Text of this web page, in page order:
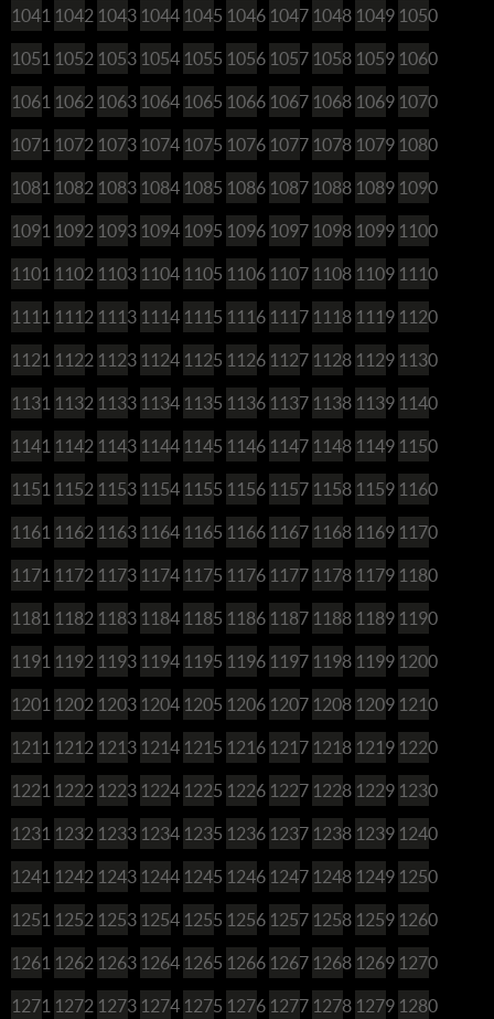
1041 1042 1043 1044 1045 1046 1047 1048 1049 1050
1051 1052 1053 1054 1055 1056 1057 1058 1059 1060
1061 1062 1063 1064 1065 1066 1067 1068 1069 1070
1071 1072 1073 1074 1075 1076 1077 1078 1079 1080
1081 1082 1083 1084 1085 1086 1087 1088 1089 1090
1091 1092 1093 1094 1095 1096 1097 1098 1099 1100
1101 1102 1103 1104 1105 1106 1107 1108 1109 1110
1111 1112 1113 1114 1115 1116 1117 1118 1119 1120
1121 1122 1123 1124 1125 1126 1127 1128 1129 1130
1131 1132 1133 1134 1135 1136 1137 1138 1139 1140
1141 1142 1143 1144 1145 1146 1147 1148 1149 1150
1151 1152 1153 1154 1155 1156 1157 1158 1159 1160
1161 1162 1163 1164 1165 1166 1167 1168 1169 1170
1171 1172 1173 1174 1175 1176 1177 1178 1179 1180
1181 1182 1183 1184 1185 1186 1187 1188 1189 1190
1191 1192 1193 1194 1195 1196 1197 1198 1199 1200
1201 1202 1203 1204 1205 1206 1207 1208 1209 1210
1211 1212 1213 1214 1215 1216 1217 1218 1219 1220
1221 1222 1223 1224 1225 1226 1227 1228 1229 1230
1231 1232 1233 1234 1235 1236 1237 1238 1239 1240
1241 1242 1243 1244 1245 1246 1247 1248 1249 1250
1251 1252 1253 1254 1255 1256 1257 1258 1259 1260
1261 1262 1263 1264 1265 1266 1267 1268 1269 1270
1271 1272 1273 1274 1275 1276 1277 1278 1279 1280